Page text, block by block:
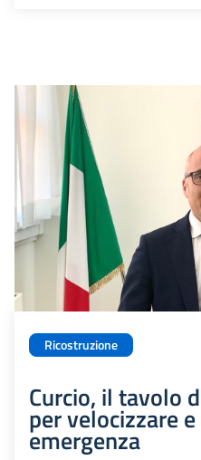
Ricostruzione
Curcio, il tavolo
per velocizzare
emergenza